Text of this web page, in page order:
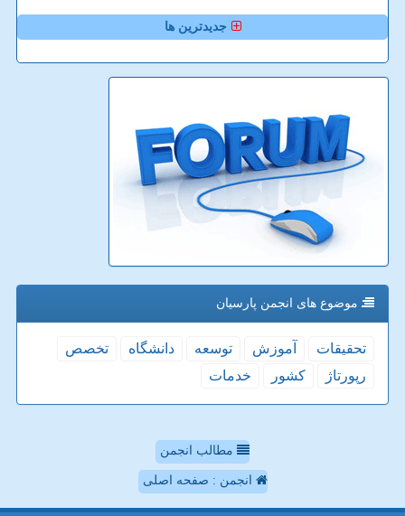
جدیدترین ها
موضوع های انجمن پارسیان
تحقیقات آموزش توسعه دانشگاه
تخصص
رپورتاژ
كشور خدمات
مطالب انجمن
انجمن : صفحه اصلی